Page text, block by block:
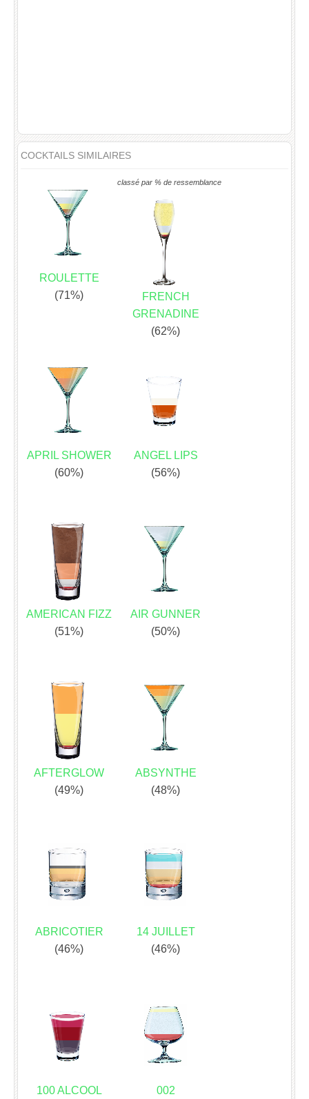
COCKTAILS SIMILAIRES
classé par % de ressemblance
ROULETTE
(71%)
FRENCH
GRENADINE
(62%)
APRIL SHOWER
(60%)
ANGEL LIPS
(56%)
AMERICAN FIZZ
(51%)
AIR GUNNER
(50%)
AFTERGLOW
(49%)
ABSYNTHE
(48%)
ABRICOTIER
(46%)
14 JUILLET
(46%)
100 ALCOOL
002